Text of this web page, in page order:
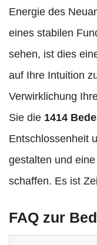
Energie des
eines stabilen
sehen, ist dies
auf Ihre Intuition
Verwirklichung
Sie die 1414
Entschlossenheit
gestalten und
schaffen. Es ist
FAQ zur